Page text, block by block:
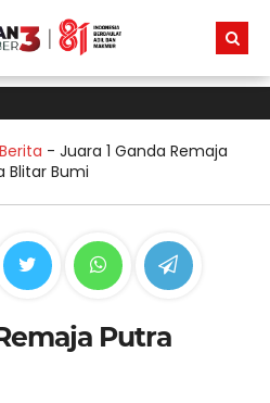
Berita - Juara 1 Ganda Remaja
Blitar Bumi
Putra